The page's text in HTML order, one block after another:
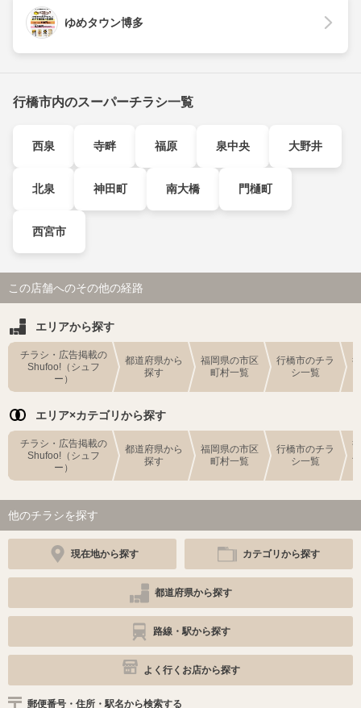
ゆめタウン博多
行橋市内のスーパーチラシ一覧
西泉 寺畔 福原 泉中央 大野井
北泉 神田町 南大橋 門樋町
西宮市
この店舗へのその他の経路
エリアから探す
チラシ・広告掲載の
Shufoo!（シュフ
ー）
都道府県から
探す
福岡県の市区
町村一覧
行橋市のチラ
シ一覧
エリア×カテゴリから探す
チラシ・広告掲載の
Shufoo!（シュフ
ー）
都道府県から
探す
福岡県の市区
町村一覧
行橋市のチラ
シ一覧
他のチラシを探す
現在地から探す カテゴリから探す
都道府県から探す
路線・駅から探す
よく行くお店から探す
郵便番号・住所・駅名から検索する